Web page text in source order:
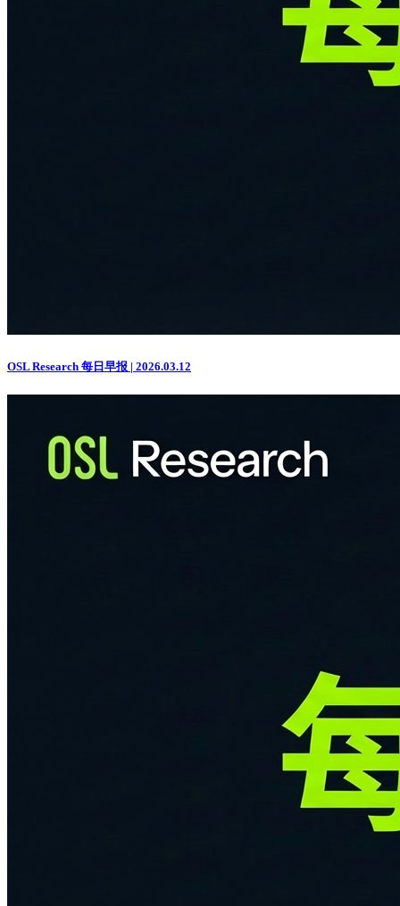
OSL Research 每日早报 | 2026.03.12